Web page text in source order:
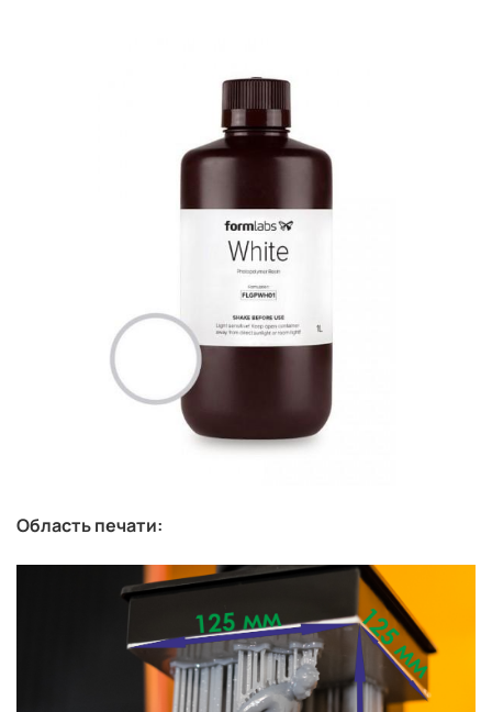
Область печати: